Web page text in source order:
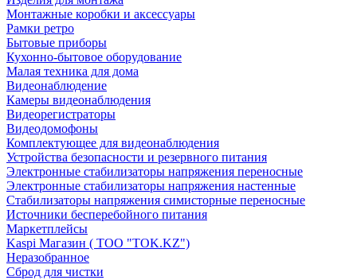
Монтажные коробки и аксессуары
Рамки ретро
Бытовые приборы
Кухонно-бытовое оборудование
Малая техника для дома
Видеонаблюдение
Камеры видеонаблюдения
Видеорегистраторы
Видеодомофоны
Комплектующее для видеонаблюдения
Устройства безопасности и резервного питания
Электронные стабилизаторы напряжения переносные
Электронные стабилизаторы напряжения настенные
Стабилизаторы напряжения симисторные переносные
Источники бесперебойного питания
Маркетплейсы
Kaspi Магазин ( ТОО "TOK.KZ")
Неразобранное
Сброд для чистки